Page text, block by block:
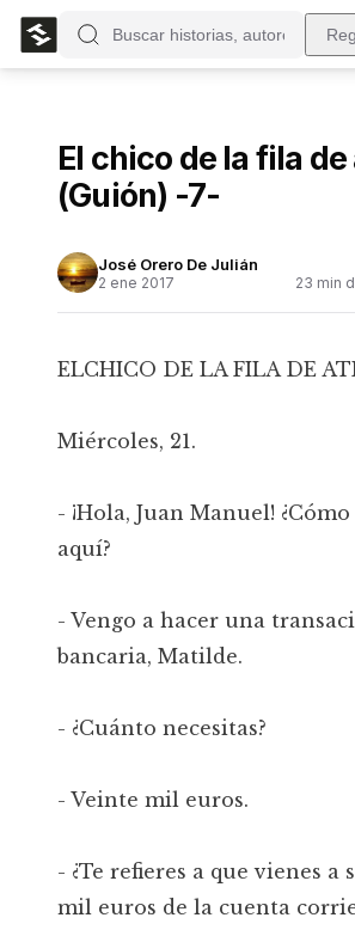
El chico de la fila
(Guión) -7-
José Orero De Julián
2 ene 2017 23 min
ELCHICO DE LA FILA DE
Miércoles, 21.
- ¡Hola, Juan Manuel!
aquí?
- Vengo a hacer una
bancaria, Matilde.
- ¿Cuánto necesitas?
- Veinte mil euros.
- ¿Te refieres a que vienes a
mil euros de la cuenta